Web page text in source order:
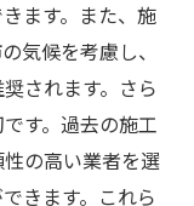
ます。また、施
気候を考慮し、
されます。さら
す。過去の施工
の高い業者を選
きます。これら